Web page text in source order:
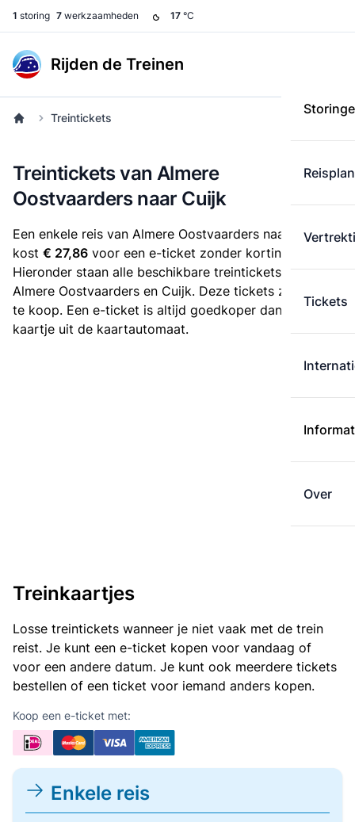
1 storing 7 werkzaamheden 17 °C
Rijden de Treinen
Tickets
Over
Treintickets
Treintickets van Almere
Oostvaarders naar Cuijk
Een enkele reis van Almere Oostvaarders naar Cuijk
kost € 27,86 voor een e-ticket zonder korting.
Hieronder staan alle beschikbare treintickets tussen
Almere Oostvaarders en Cuijk. Deze tickets zijn online
te koop. Een e-ticket is altijd goedkoper dan een
kaartje uit de kaartautomaat.
Treinkaartjes
Losse treintickets wanneer je niet vaak met de trein
reist. Je kunt een e-ticket kopen voor vandaag of
voor een andere datum. Je kunt ook meerdere tickets
bestellen of een ticket voor iemand anders kopen.
Koop een e-ticket met:
Enkele reis